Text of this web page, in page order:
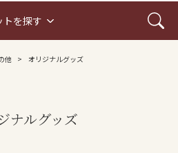
トを探す
他 オリジナルグッズ
ナルグッズ